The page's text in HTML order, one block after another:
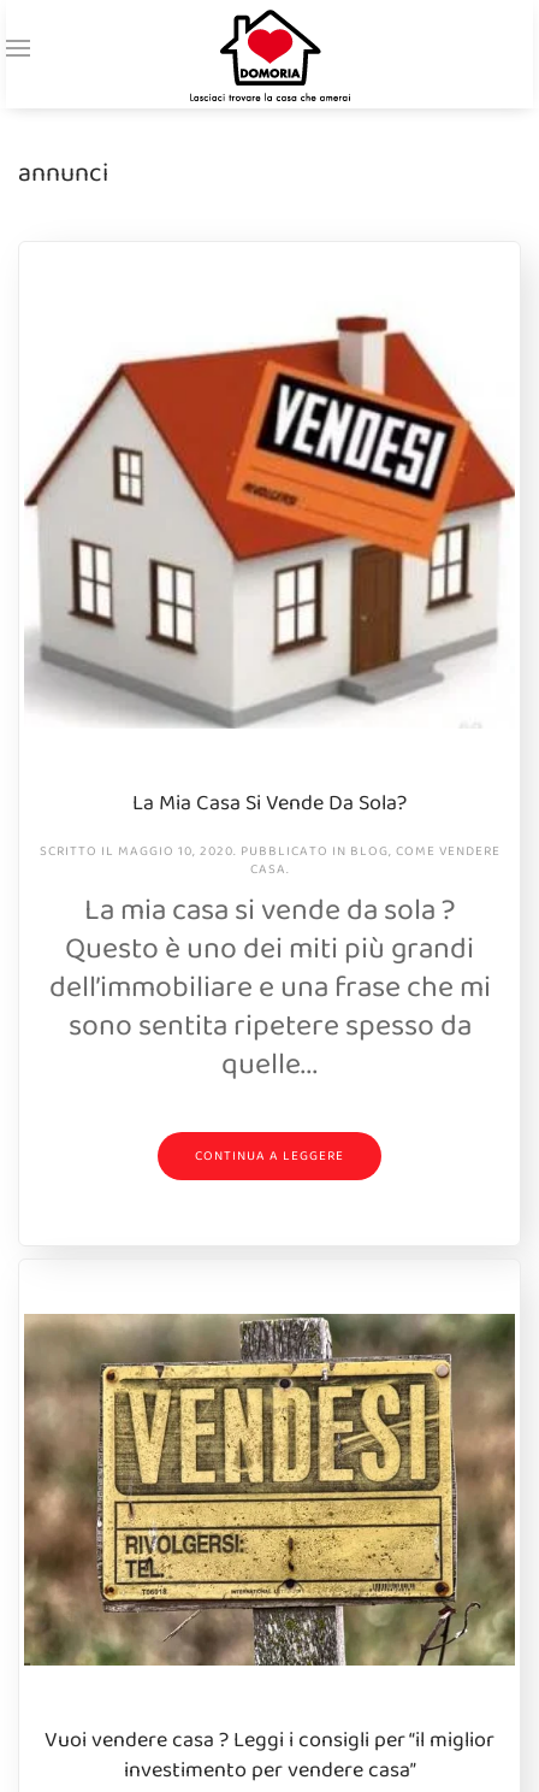
annunci
La Mia Casa Si Vende Da Sola?
SCRITTO IL MAGGIO 10, 2020. PUBBLICATO IN BLOG, COME VENDERE
CASA.
La mia casa si vende da sola ?
Questo è uno dei miti più grandi
dell’immobiliare e una frase che mi
sono sentita ripetere spesso da
quelle...
CONTINUA A LEGGERE
Vuoi vendere casa ? Leggi i consigli per “il miglior
investimento per vendere casa”